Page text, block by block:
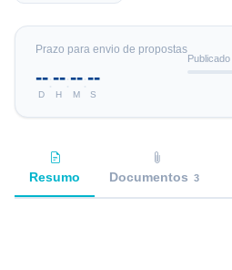
Prazo para envio de propostas
--
D
--
H
--
M
--
S
Publicado
Resumo Documentos 3